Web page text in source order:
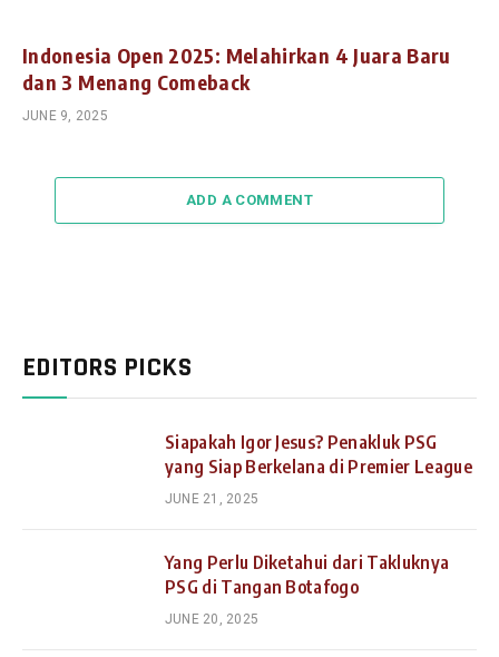
Indonesia Open 2025: Melahirkan 4 Juara Baru
dan 3 Menang Comeback
JUNE 9, 2025
ADD A COMMENT
EDITORS PICKS
Siapakah Igor Jesus? Penakluk PSG
yang Siap Berkelana di Premier League
JUNE 21, 2025
Yang Perlu Diketahui dari Takluknya
PSG di Tangan Botafogo
JUNE 20, 2025